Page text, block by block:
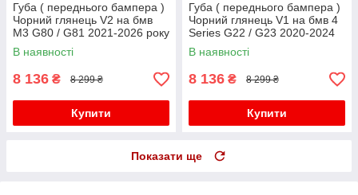
Губа ( переднього бампера )
Чорний глянець V2 на бмв
M3 G80 / G81 2021-2026 року
В наявності
8 136 ₴ 8 299 ₴
Купити
Губа ( переднього бампера )
Чорний глянець V1 на бмв 4
Series G22 / G23 2020-2024
року
В наявності
8 136 ₴ 8 299 ₴
Купити
Показати ще